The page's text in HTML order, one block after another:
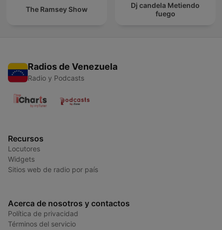
The Ramsey Show
Dj candela Metiendo
fuego
Radios de Venezuela
Radio y Podcasts
Recursos
Locutores
Widgets
Sitios web de radio por país
Acerca de nosotros y contactos
Política de privacidad
Términos del servicio